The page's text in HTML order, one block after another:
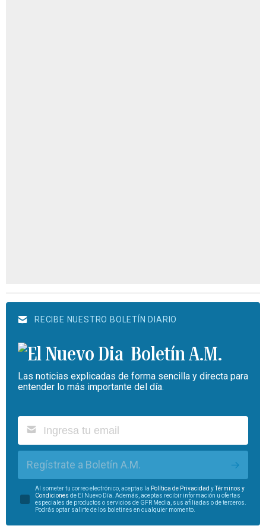
RECIBE NUESTRO BOLETÍN DIARIO
Boletín A.M.
Las noticias explicadas de forma sencilla y directa para
entender lo más importante del día.
Regístrate a Boletín A.M.
Al someter tu correo electrónico, aceptas la Política de Privacidad yTérminos y
Condiciones de El Nuevo Día. Además, aceptas recibir información u ofertas
especiales de productos o servicios de GFR Media, sus afiliadas o de terceros.
Podrás optar salirte de los boletines en cualquier momento.